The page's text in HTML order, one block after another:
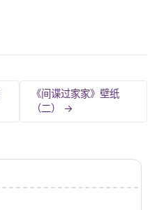
《间谍过家家》壁纸
（二） →